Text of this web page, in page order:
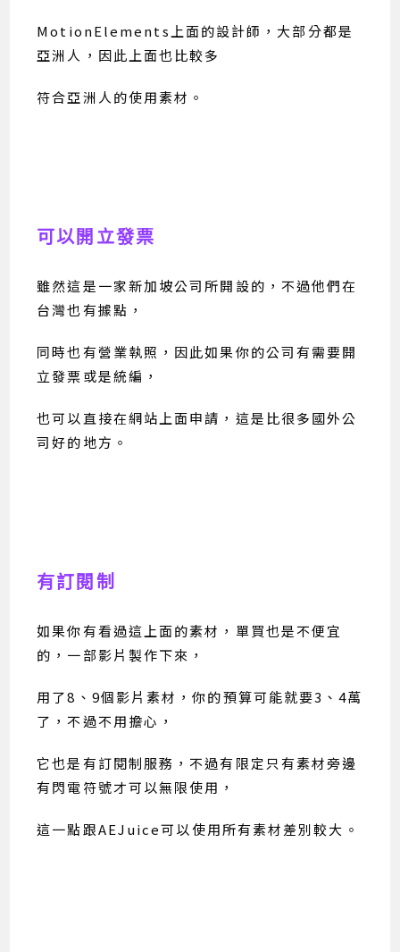
MotionElements上面的設計師，大部分都是
亞洲人，因此上面也比較多
符合亞洲人的使用素材。
可以開立發票
雖然這是一家新加坡公司所開設的，不過他們在
台灣也有據點，
同時也有營業執照，因此如果你的公司有需要開
立發票或是統編，
也可以直接在網站上面申請，這是比很多國外公
司好的地方。
有訂閱制
如果你有看過這上面的素材，單買也是不便宜
的，一部影片製作下來，
用了8、9個影片素材，你的預算可能就要3、4萬
了，不過不用擔心，
它也是有訂閱制服務，不過有限定只有素材旁邊
有閃電符號才可以無限使用，
這一點跟AEJuice可以使用所有素材差別較大。